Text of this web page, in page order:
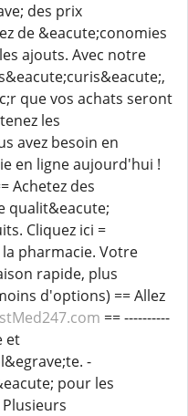
des prix
de &eacute;conomies
ajouts. Avec notre
que vos achats seront
les
avez besoin en
en ligne aujourd'hui !
Achetez des
qualit&eacute;
Cliquez ici =
la pharmacie. Votre
rapide, plus
d'options) == Allez
== ----------
et
-
pour les